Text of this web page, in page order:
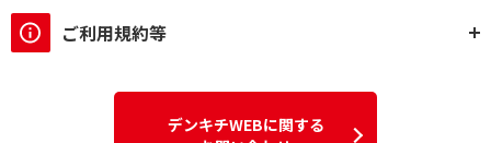
ご利用規約等
デンキチWEBに関する